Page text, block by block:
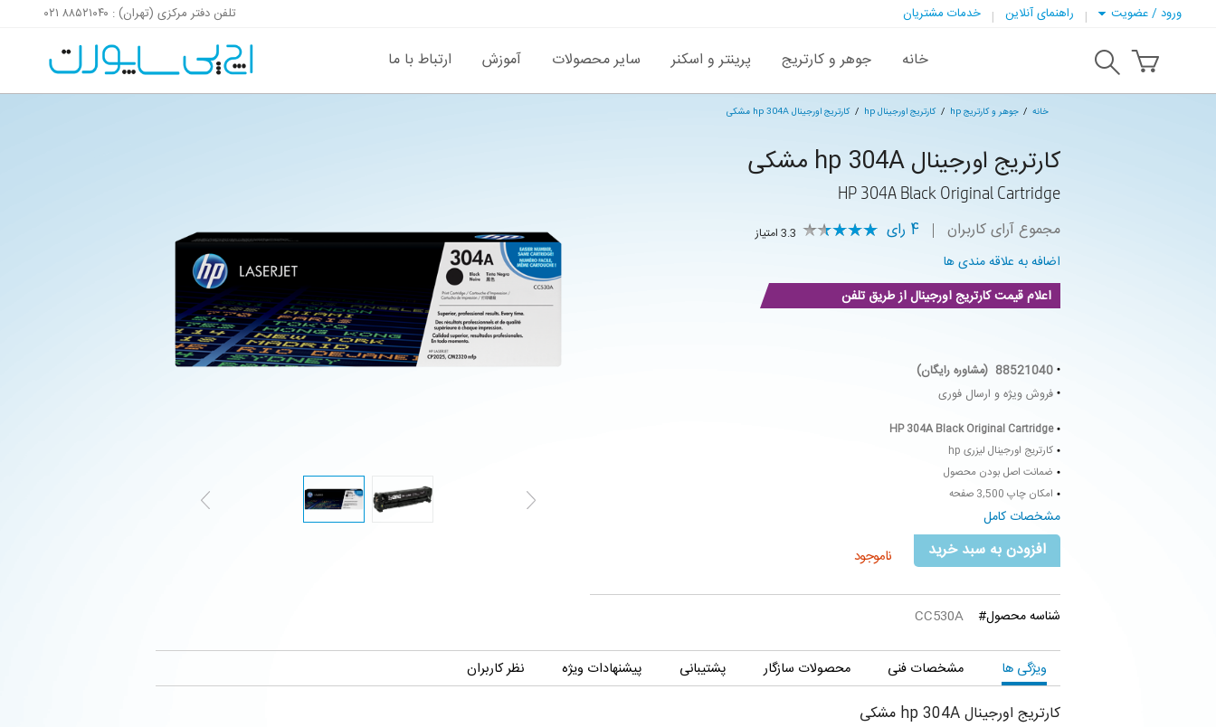
ورود / عضویت راهنمای آنلاین خدمات مشتریان تلفن دفتر مرکزی (تهران) : ۸۸۵۲۱۰۴۰ ۰۲۱
پرش به محتوای صفحه پرش به فوتر سایت
خانه جوهر و کارتریج پرینتر و اسکنر سایر محصولات آموزش ارتباط با ما
خانه جوهر و کارتریج hp کارتریج اورجینال hp کارتریج اورجینال hp 304A مشکی
کارتریج اورجینال hp 304A مشکی
HP 304A Black Original Cartridge
مجموع آرای کاربران 4 رای 3.3 امتیاز
اضافه به علاقه مندی ها
اعلام قیمت کارتریج اورجینال از طریق تلفن
88521040 (مشاوره رایگان)
فروش ویژه و ارسال فوری
HP 304A Black Original Cartridge
کارتریج اورجینال لیزری hp
ضمانت اصل بودن محصول
امکان چاپ 3,500 صفحه
مشخصات کامل
افزودن به سبد خرید ناموجود
شناسه محصول# CC530A
ویژگی ها مشخصات فنی محصولات سازگار پشتیبانی پیشنهادات ویژه نظر کاربران
کارتریج اورجینال hp 304A مشکی